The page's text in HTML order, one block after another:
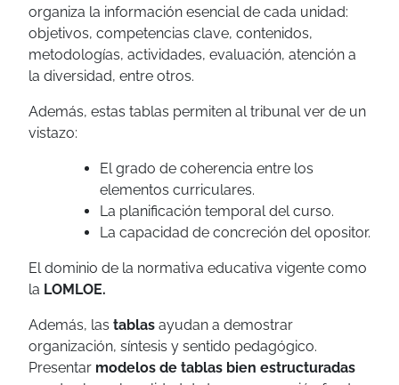
organiza la información esencial de cada unidad:
objetivos, competencias clave, contenidos,
metodologías, actividades, evaluación, atención a
la diversidad, entre otros.
Además, estas tablas permiten al tribunal ver de un
vistazo:
El grado de coherencia entre los
elementos curriculares.
La planificación temporal del curso.
La capacidad de concreción del opositor.
El dominio de la normativa educativa vigente como
la LOMLOE.
Además, las tablas ayudan a demostrar
organización, síntesis y sentido pedagógico.
Presentar modelos de tablas bien estructuradas